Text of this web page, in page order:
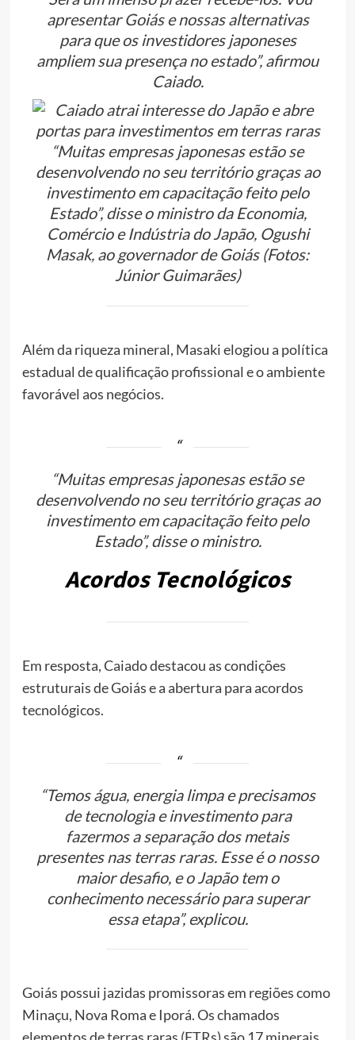
apresentar Goiás e nossas alternativas
para que os investidores japoneses
ampliem sua presença no estado”, afirmou
Caiado.
“Muitas empresas japonesas estão se
desenvolvendo no seu território graças ao
investimento em capacitação feito pelo
Estado”, disse o ministro da Economia,
Comércio e Indústria do Japão, Ogushi
Masak, ao governador de Goiás (Fotos:
Júnior Guimarães)
Além da riqueza mineral, Masaki elogiou a política
estadual de qualificação profissional e o ambiente
favorável aos negócios.
“Muitas empresas japonesas estão se
desenvolvendo no seu território graças ao
investimento em capacitação feito pelo
Estado”, disse o ministro.
Acordos Tecnológicos
Em resposta, Caiado destacou as condições
estruturais de Goiás e a abertura para acordos
tecnológicos.
“Temos água, energia limpa e precisamos
de tecnologia e investimento para
fazermos a separação dos metais
presentes nas terras raras. Esse é o nosso
maior desafio, e o Japão tem o
conhecimento necessário para superar
essa etapa”, explicou.
Goiás possui jazidas promissoras em regiões como
Minaçu, Nova Roma e Iporá. Os chamados